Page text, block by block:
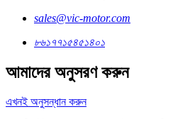
sales@vic-motor.com
৮৬১৭৭১৫৪৫১৪০১
আমাদের অনুসরণ করুন
এখনই অনুসন্ধান করুন